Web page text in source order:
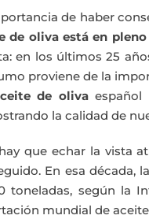
de haber
de oliva está en
en los últimos 25
proviene de la
de olivaespañol
la calidad de
que echar la vista
En esa década,
toneladas, según la
mundial de